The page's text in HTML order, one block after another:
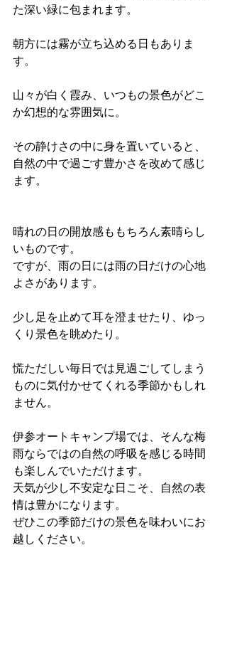
た深い緑に包まれます。
朝方には霧が立ち込める日もありま
す。
山々が白く霞み、いつもの景色がどこ
か幻想的な雰囲気に。
その静けさの中に身を置いていると、
自然の中で過ごす豊かさを改めて感じ
ます。
晴れの日の開放感ももちろん素晴らし
いものです。
ですが、雨の日には雨の日だけの心地
よさがあります。
少し足を止めて耳を澄ませたり、ゆっ
くり景色を眺めたり。
慌ただしい毎日では見過ごしてしまう
ものに気付かせてくれる季節かもしれ
ません。
伊参オートキャンプ場では、そんな梅
雨ならではの自然の呼吸を感じる時間
も楽しんでいただけます。
天気が少し不安定な日こそ、自然の表
情は豊かになります。
ぜひこの季節だけの景色を味わいにお
越しください。